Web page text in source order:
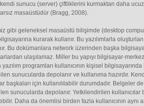
sunucu (server) çiftliklerini kurmaktan daha
masaüstüdür (Bragg, 2008).
gibi geleneksel masaüstü bilişimde (desktop
kurarak kullanır. Bu yazılımlarla
Bu dokümanlara network üzerinden başka
ulaşılamaz. Miller bu yapıyı bilgisayar-
programları kullanıcının kişisel
sunucularda depolanır ve kullanıma hazırdır.
başkaları için kullanılılabilir durumdadır. Belgeler
sunucularda depolanır. Yetkilendirilen
Daha da önemlisi birden fazla kullanıcının aynı